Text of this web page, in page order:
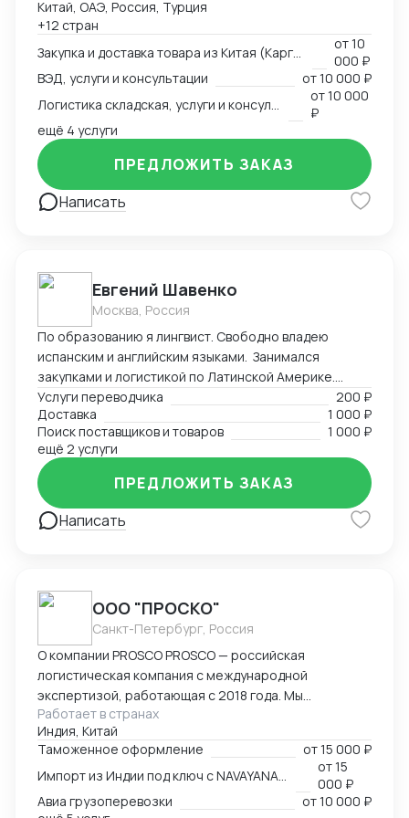
Страны с которыми работаю по сей день: Европа,
США, ОАЭ, Турция, Китай, СНГ
Китай, ОАЭ, Россия, Турция
+12 стран
от10
000 ₽
ВЭД, услуги и консультации
от10 000 ₽
от10 000
₽
ещё 4 услуги
Написать
ПРЕДЛОЖИТЬ ЗАКАЗ
Евгений Шавенко
Москва, Россия
По образованию я лингвист. Свободно владею
испанским и английским языками. Занимался
закупками и логистикой по Латинской Америке.
Координировал, вел переговоры по закупке,
согласовал цены DDP. Перевозил товары до складов
компании. В данный момент занимаюсь
организацией импорта в Российскую Федерацию из
Америки. Знаком со всеми первичными документами
ВЭД.
Услуги переводчика
200 ₽
Доставка
1 000 ₽
Поиск поставщиков и товаров
1 000 ₽
ещё 2 услуги
Написать
ПРЕДЛОЖИТЬ ЗАКАЗ
ООО "ПРОСКО"
Санкт-Петербург, Россия
О компании PROSCO PROSCO — российская
логистическая компания с международной
экспертизой, работающая с 2018 года. Мы
предоставляем полный цикл логистических и
внешнеэкономических услуг: от международных
перевозок и таможенного оформления до
сопровождения и контрактной логистики. Основные
направления работы: международные перевозки
Работает в странах
Индия, Китай
Таможенное оформление
от15 000 ₽
от15
000 ₽
Авиа грузоперевозки
от10 000 ₽